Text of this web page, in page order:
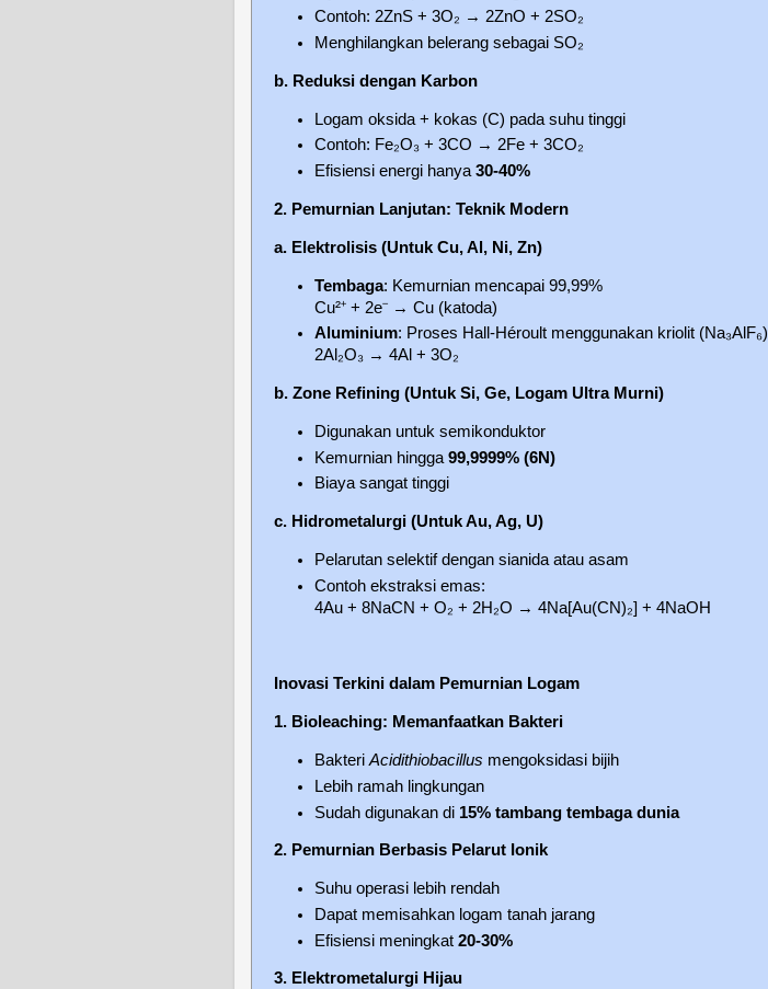
Contoh: 2ZnS + 3O₂ → 2ZnO + 2SO₂
Menghilangkan belerang sebagai SO₂
b. Reduksi dengan Karbon
Logam oksida + kokas (C) pada suhu tinggi
Contoh: Fe₂O₃ + 3CO → 2Fe + 3CO₂
Efisiensi energi hanya30-40%
2. Pemurnian Lanjutan: Teknik Modern
a. Elektrolisis (Untuk Cu, Al, Ni, Zn)
Tembaga: Kemurnian mencapai 99,99%
Cu²⁺ + 2e⁻ → Cu (katoda)
Aluminium: Proses Hall-Héroult menggunakan kriolit (Na₃AlF₆)
2Al₂O₃ → 4Al + 3O₂
b. Zone Refining (Untuk Si, Ge, Logam Ultra Murni)
Digunakan untuk semikonduktor
Kemurnian hingga99,9999% (6N)
Biaya sangat tinggi
c. Hidrometalurgi (Untuk Au, Ag, U)
Pelarutan selektif dengan sianida atau asam
Contoh ekstraksi emas:
4Au + 8NaCN + O₂ + 2H₂O → 4Na[Au(CN)₂] + 4NaOH
Inovasi Terkini dalam Pemurnian Logam
1. Bioleaching: Memanfaatkan Bakteri
BakteriAcidithiobacillus mengoksidasi bijih
Lebih ramah lingkungan
Sudah digunakan di 15% tambang tembaga dunia
2. Pemurnian Berbasis Pelarut Ionik
Suhu operasi lebih rendah
Dapat memisahkan logam tanah jarang
Efisiensi meningkat20-30%
3. Elektrometalurgi Hijau